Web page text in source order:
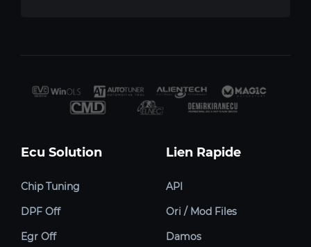
Ecu Solution
Chip Tuning
DPF Off
Egr Off
Lien Rapide
API
Ori / Mod Files
Damos